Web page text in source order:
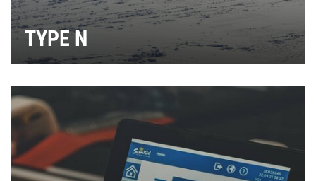
TYPE N